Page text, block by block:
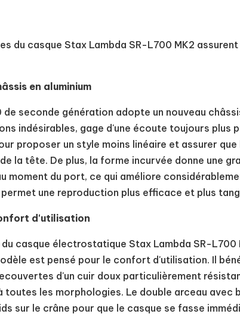
du casque Stax Lambda SR-L700 MK2
en aluminium
seconde génération adopte un nouveau
indésirables, gage d'une écoute toujours plus
proposer un style moins linéaire et assurer
la tête. De plus, la forme incurvée donne une
moment du port, ce qui améliore
une reproduction plus efficace et plus
d'utilisation
casque électrostatique Stax Lambda SR-
est pensé pour le confort d'utilisation. Il
d'un cuir doux particulièrement
les morphologies. Le double arceau avec
sur le crâne pour que le casque se fasse